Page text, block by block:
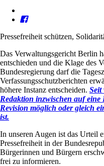
Pressefreiheit schützen,
Das Verwaltungsgericht Berlin
entschieden und die Klage des
Bundesregierung darf die
Verfassungsschutzberichten
höhere Instanz entscheiden. Seit
Redaktion inzwischen auf eine
Revision möglich oder gleich
ist.
In unseren Augen ist das Urteil
Pressefreiheit in der
Bürgerinnen und Bürgern
frei zu informieren.